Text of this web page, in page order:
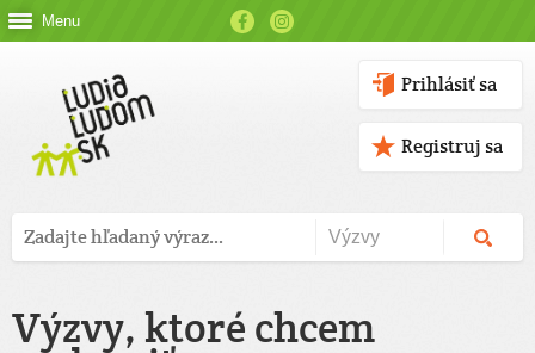
Menu
Prihlásiť sa
Registruj sa
Výzvy, ktoré chcem